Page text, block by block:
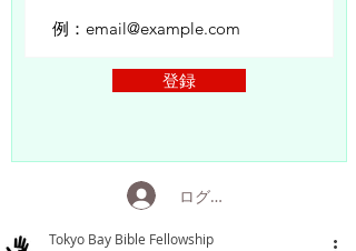
登録
ログイン
Tokyo Bay Bible Fellowship